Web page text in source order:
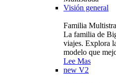
Visión general
Familia
La familia de
viajes. Explora
modelo que
Lee Mas
new V2